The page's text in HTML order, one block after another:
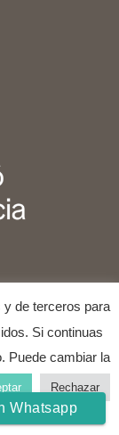
DE CINE
RIGHTS
y de terceros para
Si continuas
Puede cambiar la
Rechazar
Whatsapp